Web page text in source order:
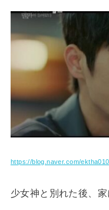
https://blog.naver.com/
少女神と別れた後、家